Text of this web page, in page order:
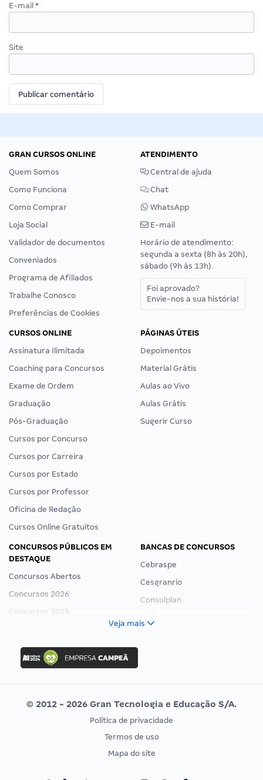
E-mail *
Site
GRAN CURSOS ONLINE
Quem Somos
Como Funciona
Como Comprar
Loja Social
Validador de documentos
Conveniados
Programa de Afiliados
Trabalhe Conosco
Preferências de Cookies
ATENDIMENTO
Central de ajuda
Chat
WhatsApp
E-mail
Horário de atendimento:
segunda a sexta (8h às 20h),
sábado (9h às 13h).
Foi aprovado?
Envie-nos a sua história!
CURSOS ONLINE
Assinatura Ilimitada
Coaching para Concursos
Exame de Ordem
Graduação
Pós-Graduação
Cursos por Concurso
Cursos por Carreira
Cursos por Estado
Cursos por Professor
Oficina de Redação
Cursos Online Gratuitos
PÁGINAS ÚTEIS
Depoimentos
Material Grátis
Aulas ao Vivo
Aulas Grátis
Sugerir Curso
CONCURSOS PÚBLICOS EM
DESTAQUE
Concursos Abertos
Concursos 2026
Concursos 2025
Concurso Ibama
Concurso MPU
Editais publicados
BANCAS DE CONCURSOS
Cebraspe
Cesgranrio
Consulplan
Vunesp
CONCURSOS POR PROFISSÃO
EXAME DE ORDEM
Veja mais
© 2012 - 2026 Gran Tecnologia e Educação S/A.
Política de privacidade
Termos de uso
Mapa do site